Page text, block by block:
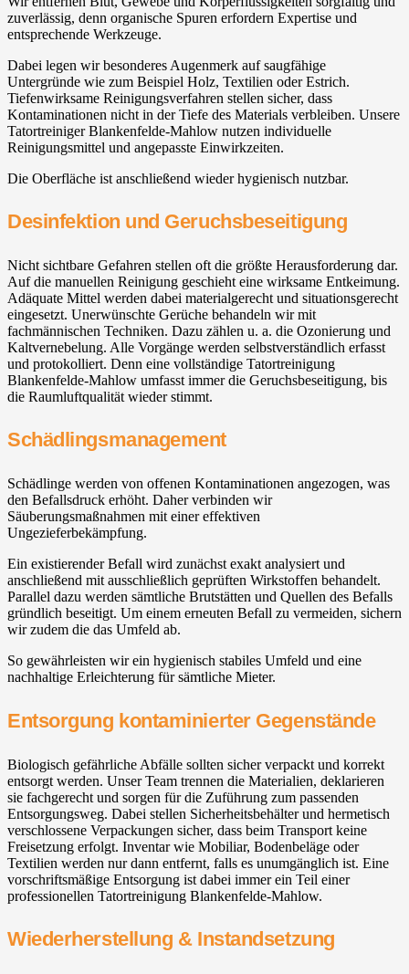
zuverlässig, denn organische Spuren erfordern Expertise und
entsprechende Werkzeuge.
Dabei legen wir besonderes Augenmerk auf saugfähige
Untergründe wie zum Beispiel Holz, Textilien oder Estrich.
Tiefenwirksame Reinigungsverfahren stellen sicher, dass
Kontaminationen nicht in der Tiefe des Materials verbleiben. Unsere
Tatortreiniger Blankenfelde-Mahlow⁠ nutzen individuelle
Reinigungsmittel und angepasste Einwirkzeiten.
Die Oberfläche ist anschließend wieder hygienisch nutzbar.
Desinfektion und Geruchsbeseitigung
Nicht sichtbare Gefahren stellen oft die größte Herausforderung dar.
Auf die manuellen Reinigung geschieht eine wirksame Entkeimung.
Adäquate Mittel werden dabei materialgerecht und situationsgerecht
eingesetzt. Unerwünschte Gerüche behandeln wir mit
fachmännischen Techniken. Dazu zählen u. a. die Ozonierung und
Kaltvernebelung. Alle Vorgänge werden selbstverständlich erfasst
und protokolliert. Denn eine vollständige Tatortreinigung
Blankenfelde-Mahlow⁠ umfasst immer die Geruchsbeseitigung, bis
die Raumluftqualität wieder stimmt.
Schädlingsmanagement
Schädlinge werden von offenen Kontaminationen angezogen, was
den Befallsdruck erhöht. Daher verbinden wir
Säuberungsmaßnahmen mit einer effektiven
Ungezieferbekämpfung.
Ein existierender Befall wird zunächst exakt analysiert und
anschließend mit ausschließlich geprüften Wirkstoffen behandelt.
Parallel dazu werden sämtliche Brutstätten und Quellen des Befalls
gründlich beseitigt. Um einem erneuten Befall zu vermeiden, sichern
wir zudem die das Umfeld ab.
So gewährleisten wir ein hygienisch stabiles Umfeld und eine
nachhaltige Erleichterung für sämtliche Mieter.
Entsorgung kontaminierter Gegenstände
Biologisch gefährliche Abfälle sollten sicher verpackt und korrekt
entsorgt werden. Unser Team trennen die Materialien, deklarieren
sie fachgerecht und sorgen für die Zuführung zum passenden
Entsorgungsweg. Dabei stellen Sicherheitsbehälter und hermetisch
verschlossene Verpackungen sicher, dass beim Transport keine
Freisetzung erfolgt. Inventar wie Mobiliar, Bodenbeläge oder
Textilien werden nur dann entfernt, falls es unumgänglich ist. Eine
vorschriftsmäßige Entsorgung ist dabei immer ein Teil einer
professionellen Tatortreinigung Blankenfelde-Mahlow⁠.
Wiederherstellung & Instandsetzung